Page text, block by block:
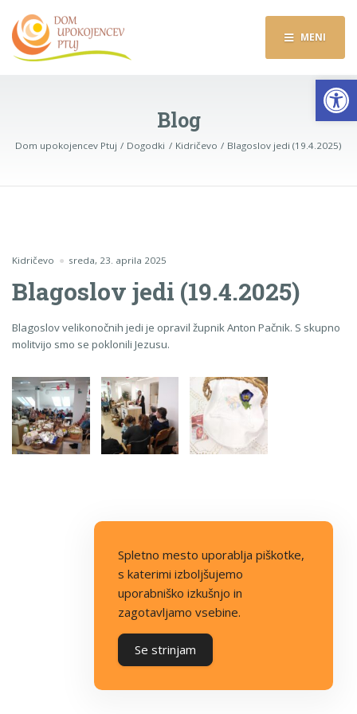
MENI
Blog
Dom upokojencev Ptuj Dogodki Kidričevo Blagoslov jedi (19.4.2025)
Kidričevo sreda, 23. aprila 2025
Blagoslov jedi (19.4.2025)
Blagoslov velikonočnih jedi je opravil župnik Anton Pačnik. S skupno
molitvijo smo se poklonili Jezusu.
Spletno mesto uporablja piškotke,
s katerimi izboljšujemo
uporabniško izkušnjo in
zagotavljamo vsebine.
Se strinjam